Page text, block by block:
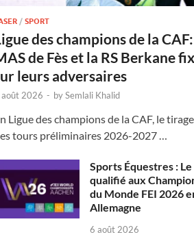
/SPORT
des champions de la
de Fès et la RS Berkane
leurs adversaires
2026 - bySemlali Khalid
Ligue des champions de la CAF, le
tours préliminaires 2026-2027 …
Sports Équestres :
qualifié aux
du Monde FEI 2026
Allemagne
6 août 2026